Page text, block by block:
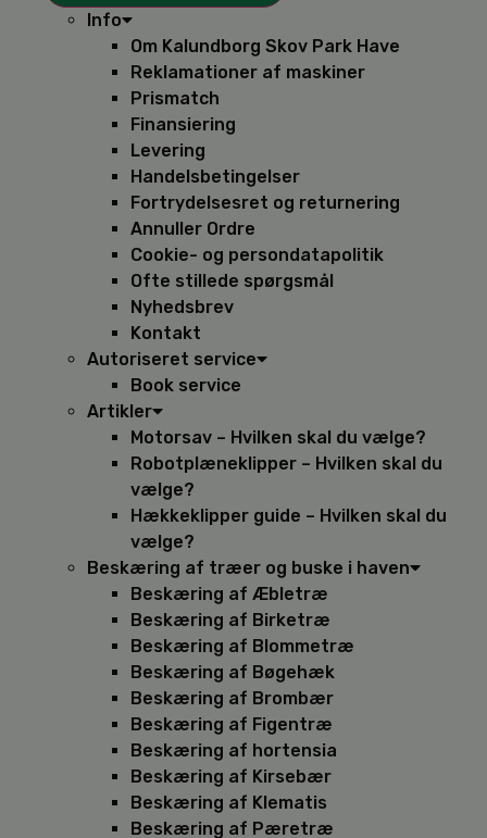
Info
Om Kalundborg Skov Park Have
Reklamationer af maskiner
Prismatch
Finansiering
Levering
Handelsbetingelser
Fortrydelsesret og returnering
Annuller Ordre
Cookie- og persondatapolitik
Ofte stillede spørgsmål
Nyhedsbrev
Kontakt
Autoriseret service
Book service
Artikler
Motorsav – Hvilken skal du vælge?
Robotplæneklipper – Hvilken skal du
vælge?
Hækkeklipper guide – Hvilken skal du
vælge?
Beskæring af træer og buske i haven
Beskæring af Æbletræ
Beskæring af Birketræ
Beskæring af Blommetræ
Beskæring af Bøgehæk
Beskæring af Brombær
Beskæring af Figentræ
Beskæring af hortensia
Beskæring af Kirsebær
Beskæring af Klematis
Beskæring af Pæretræ